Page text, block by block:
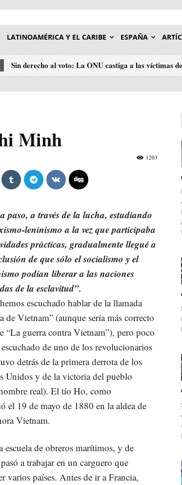
LATINOAMÉRICA Y EL CARIBE ESPAÑA
Sin derecho al voto: La ONU castiga a las víctimas
Unidos
Minh
1203
paso, a través de la lucha, estudiando
leninismo a la vez que participaba
prácticas, gradualmente llegué a
de que sólo el socialismo y el
podían liberar a las naciones
de la esclavitud”.
escuchado hablar de la llamada
de Vietnam” (aunque sería más correcto
“La guerra contra Vietnam”), pero poco
de uno de los revolucionarios
detrás de la primera derrota de los
Unidos y de la victoria del pueblo
real). El tío Ho, como
el 19 de mayo de 1880 en la aldea de
Vietnam.
escuela de obreros marítimos, y de
a trabajar en un carguero que
varios países. Antes de ir a Francia,